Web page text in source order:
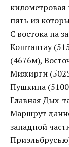
пять из
С востока на
Коштантау
(4676м),
Мижирги
Пушкина
Главная Дых-
Маршрут
западной